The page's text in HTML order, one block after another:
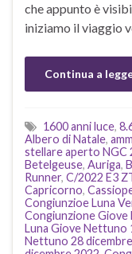
che appunto è
iniziamo il viaggio
Continua a
1600 anni luce,
Albero di Natale,
stellare aperto NGC
Betelgeuse, Auriga,
Runner, C/2022 E3
Capricorno,
Congiunzioe Luna
Congiunzione Giove
Luna Giove Nettuno
Nettuno 28